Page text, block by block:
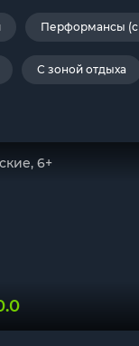
Перформансы (с
С зоной отдыха
6+